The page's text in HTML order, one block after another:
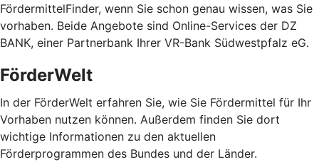
FördermittelFinder, wenn Sie schon genau wissen, was Sie
vorhaben. Beide Angebote sind Online-Services der DZ
BANK, einer Partnerbank Ihrer VR-Bank Südwestpfalz eG.
FörderWelt
In der FörderWelt erfahren Sie, wie Sie Fördermittel für Ihr
Vorhaben nutzen können. Außerdem finden Sie dort
wichtige Informationen zu den aktuellen
Förderprogrammen des Bundes und der Länder.